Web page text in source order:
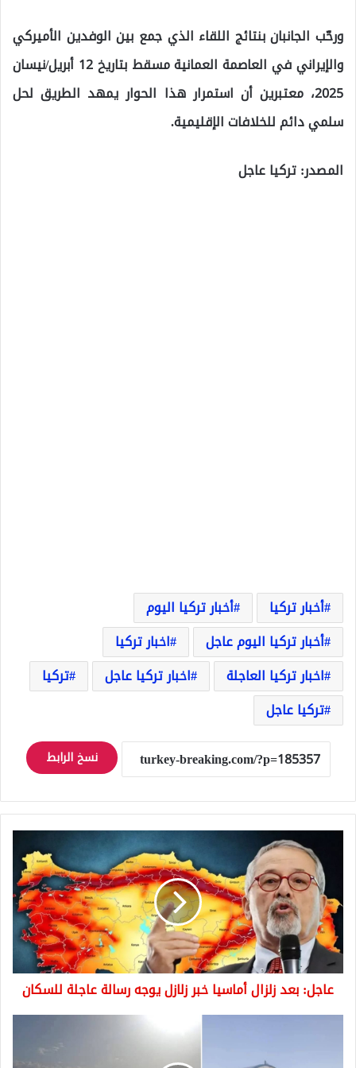
ورحّب الجانبان بنتائج اللقاء الذي جمع بين الوفدين الأميركي
والإيراني في العاصمة العمانية مسقط بتاريخ 12 أبريل/نيسان
2025، معتبرين أن استمرار هذا الحوار يمهد الطريق لحل
سلمي دائم للخلافات الإقليمية.
المصدر: تركيا عاجل
أخبار تركيا
أخبار تركيا اليوم
أخبار تركيا اليوم عاجل
اخبار تركيا
اخبار تركيا العاجلة
اخبار تركيا عاجل
تركيا
تركيا عاجل
نسخ الرابط
أماسيا
خبر
زلازل
يوجه
رسالة
عاجلة
للسكان
عاجل: بعد زلزال أماسيا خبر زلازل يوجه رسالة عاجلة للسكان